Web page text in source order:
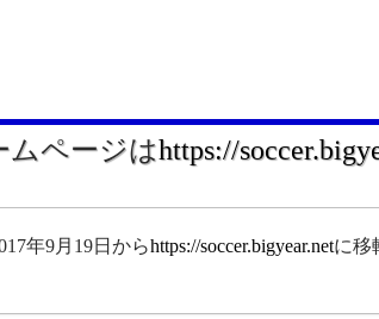
ムページはhttps://
年9月19日からhttps://soccer.bigyear.netに移